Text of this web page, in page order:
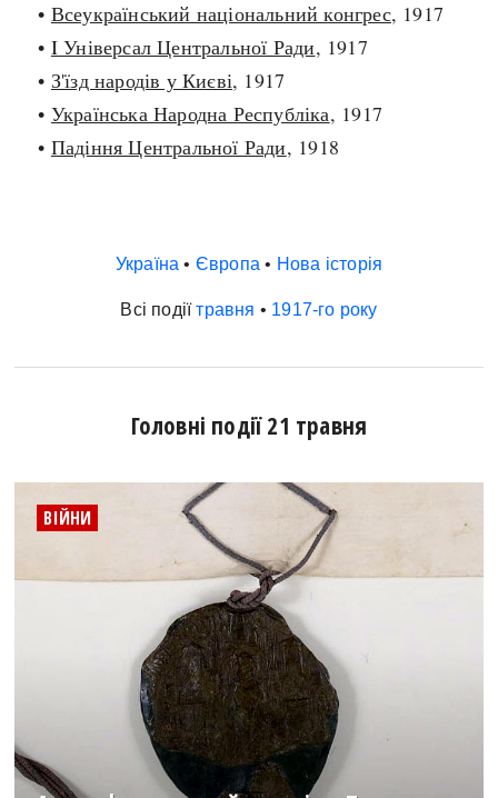
• Всеукраїнський національний конгрес, 1917
• I Універсал Центральної Ради, 1917
• З'їзд народів у Києві, 1917
• Українська Народна Республіка, 1917
• Падіння Центральної Ради, 1918
Україна • Європа • Нова історія
Всі подіїтравня • 1917-го року
Головні події 21 травня
ВІЙНИ